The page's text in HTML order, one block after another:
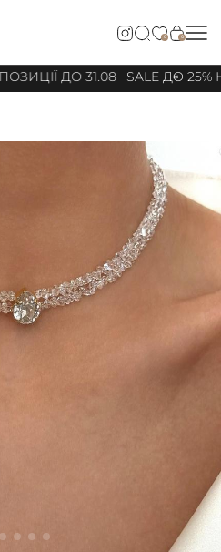
0 0
ДО 31.08 SALE ДО 25%